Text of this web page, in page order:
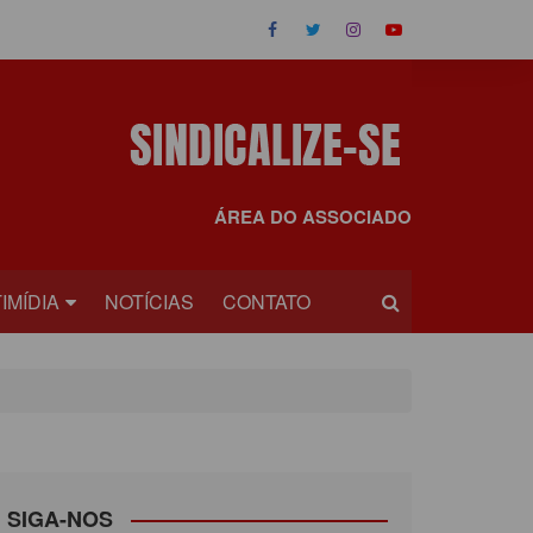
ÁREA DO ASSOCIADO
NOTÍCIAS CONTATO
SIGA-NOS